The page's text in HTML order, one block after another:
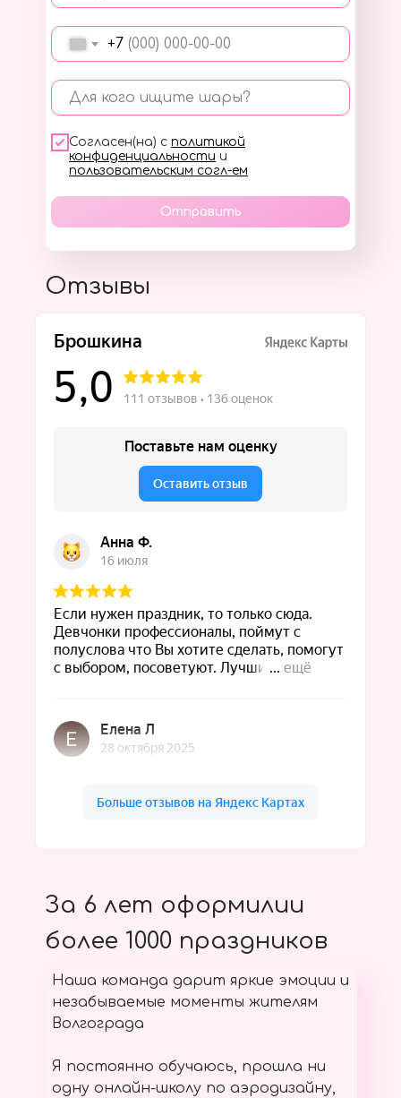
+7
Для кого ищите шары?
Согласен(на) с политикой
конфиденциальности и
пользовательским согл-ем
Отправить
Отзывы
За 6 лет оформилии
более 1000 праздников
Наша команда дарит яркие эмоции и
незабываемые моменты жителям
Волгограда
Я постоянно обучаюсь, прошла ни
одну онлайн-школу по аэродизайну,